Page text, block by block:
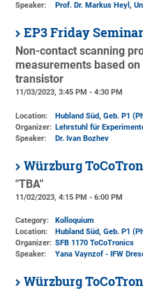
Speaker:
Prof. Dr. Markus Heyl,
EP3 Friday
Non-contact scanning
measurements based
transistor
11/03/2023, 3:45 PM - 4:30 PM
Location: Hubland Süd, Geb. P1
Organizer: Lehrstuhl für
Speaker:
Dr. Ivan Bozhev
Würzburg
"TBA"
11/02/2023, 4:15 PM - 6:00 PM
Category:
Kolloquium
Location:
Hubland Süd, Geb. P1
Organizer: SFB 1170 ToCoTronics
Speaker:
Yana Vaynzof - IFW
Würzburg